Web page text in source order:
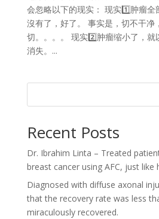
会忽略以下的现实： 现实1️⃣肿瘤全
沒有了，好了。 事实是，切不干净
切。。。。 现实2️⃣肿瘤缩小了，就
消失。...
Recent Posts
Dr. Ibrahim Linta – Treated
breast cancer using AFC, just like
Diagnosed with diffuse axonal
that the recovery rate was less
miraculously recovered.